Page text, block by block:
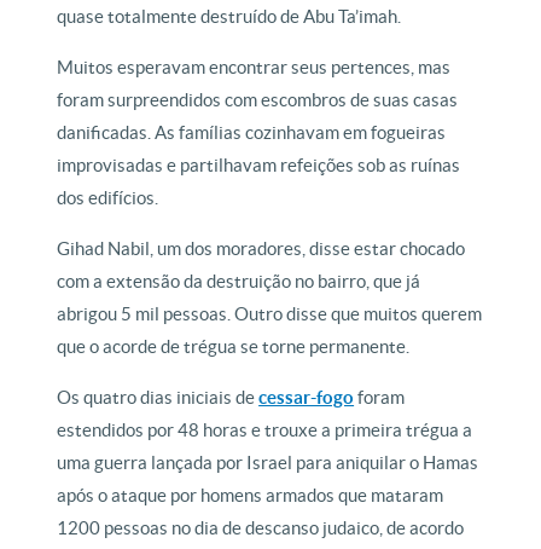
quase totalmente destruído de Abu Ta’imah.
Muitos esperavam encontrar seus pertences, mas
foram surpreendidos com escombros de suas casas
danificadas. As famílias cozinhavam em fogueiras
improvisadas e partilhavam refeições sob as ruínas
dos edifícios.
Gihad Nabil, um dos moradores, disse estar chocado
com a extensão da destruição no bairro, que já
abrigou 5 mil pessoas. Outro disse que muitos querem
que o acorde de trégua se torne permanente.
Os quatro dias iniciais decessar-fogo foram
estendidos por 48 horas e trouxe a primeira trégua a
uma guerra lançada por Israel para aniquilar o Hamas
após o ataque por homens armados que mataram
1200 pessoas no dia de descanso judaico, de acordo